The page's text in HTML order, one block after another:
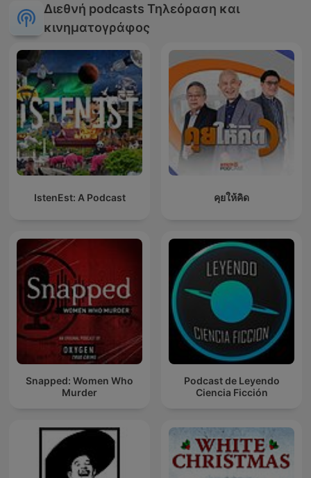
Διεθνή podcasts Τηλεόραση και
κινηματογράφος
IstenEst: A Podcast คุยให้คิด
Snapped: Women Who
Murder
Podcast de Leyendo
Ciencia Ficción